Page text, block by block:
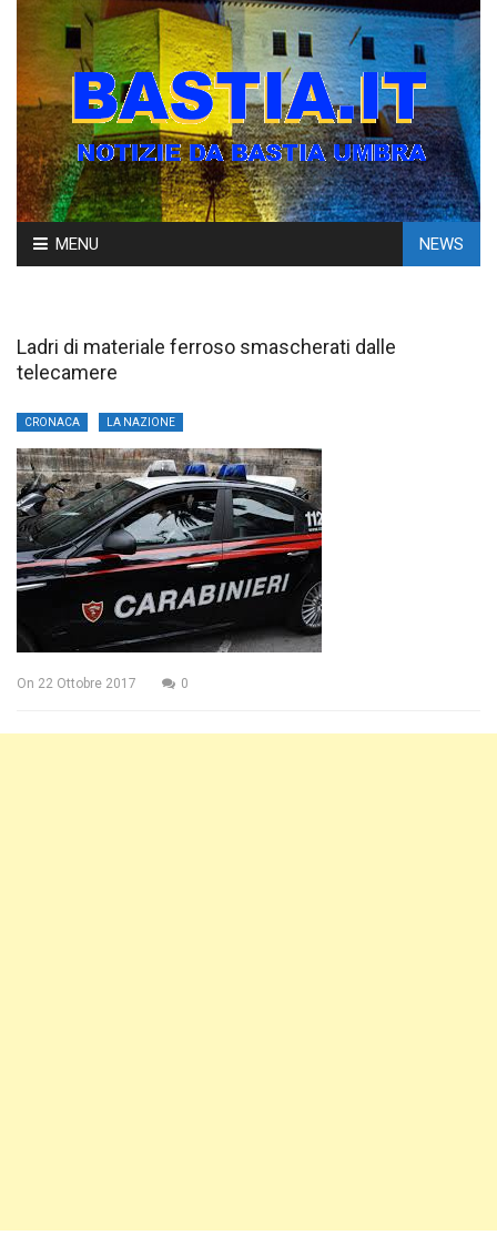
Skip
to
MENU NEWS
Ladri di materiale ferroso smascherati dalle
telecamere
CRONACA LA NAZIONE
On 22 Ottobre 2017 0